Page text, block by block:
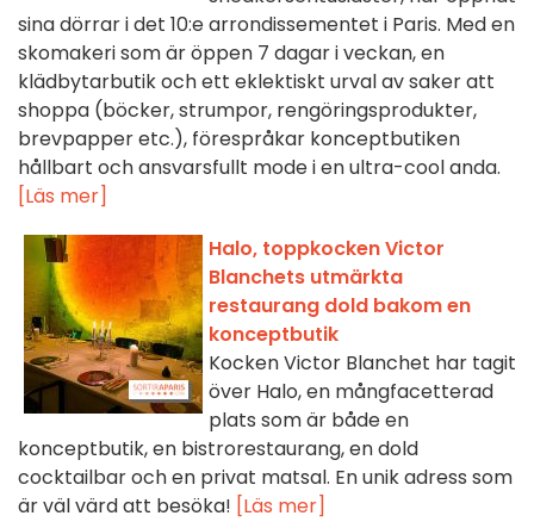
sina dörrar i det 10:e arrondissementet i Paris. Med en
skomakeri som är öppen 7 dagar i veckan, en
klädbytarbutik och ett eklektiskt urval av saker att
shoppa (böcker, strumpor, rengöringsprodukter,
brevpapper etc.), förespråkar konceptbutiken
hållbart och ansvarsfullt mode i en ultra-cool anda.
[Läs mer]
Halo, toppkocken Victor
Blanchets utmärkta
restaurang dold bakom en
konceptbutik
Kocken Victor Blanchet har tagit
över Halo, en mångfacetterad
plats som är både en
konceptbutik, en bistrorestaurang, en dold
cocktailbar och en privat matsal. En unik adress som
är väl värd att besöka! [Läs mer]